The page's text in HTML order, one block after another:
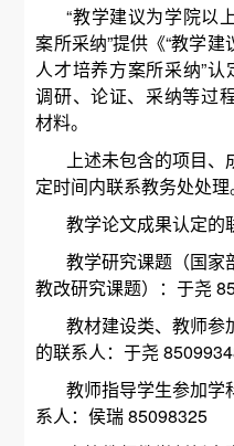
“教学建议为学院以
案所采纳”提供《“教学
人才培养方案所采纳”
调研、论证、采纳等过
材料。
上述未包含的项目、
定时间内联系教务处处理
教学论文成果认定的
教学研究课题（国家
教改研究课题）：于尧
教材建设类、教师参
的联系人：于尧
教师指导学生参加学
系人：侯瑞 85098325